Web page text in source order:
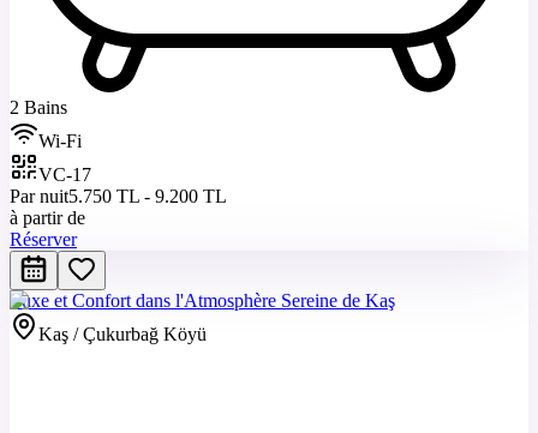
2 Bains
Wi-Fi
VC-17
Par nuit5.750 TL - 9.200 TL
à partir de
Réserver
Luxe et Confort dans l'Atmosphère Sereine de Kaş
Kaş / Çukurbağ Köyü